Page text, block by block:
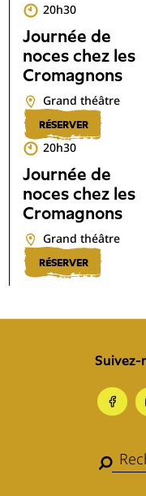
20h30
Journée de
noces chez les
Cromagnons
Grand théâtre
RÉSERVER
20h30
Journée de
noces chez les
Cromagnons
Grand théâtre
RÉSERVER